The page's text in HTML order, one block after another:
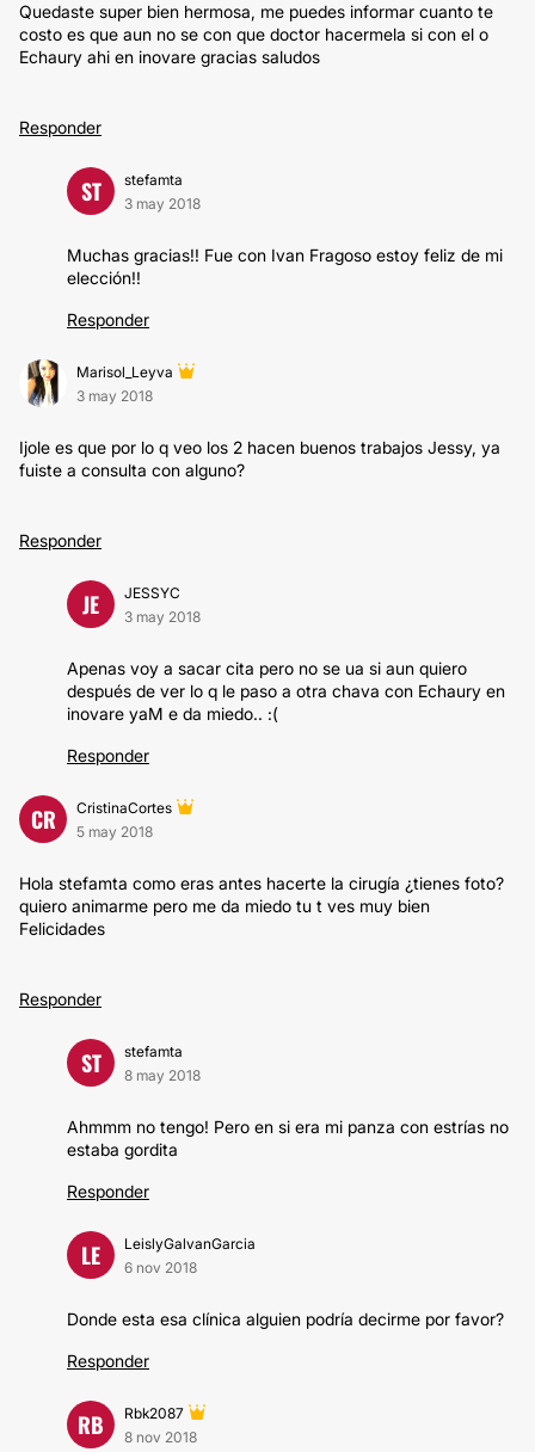
Quedaste super bien hermosa, me puedes informar cuanto te
costo es que aun no se con que doctor hacermela si con el o
Echaury ahi en inovare gracias saludos
Responder
ST
stefamta
3 may 2018
Muchas gracias!! Fue con Ivan Fragoso estoy feliz de mi
elección!!
Responder
Marisol_Leyva
3 may 2018
Ijole es que por lo q veo los 2 hacen buenos trabajos Jessy, ya
fuiste a consulta con alguno?
Responder
JE
JESSYC
3 may 2018
Apenas voy a sacar cita pero no se ua si aun quiero
después de ver lo q le paso a otra chava con Echaury en
inovare yaM e da miedo.. :(
Responder
CR
CristinaCortes
5 may 2018
Hola stefamta como eras antes hacerte la cirugía ¿tienes foto?
quiero animarme pero me da miedo tu t ves muy bien
Felicidades
Responder
ST
stefamta
8 may 2018
Ahmmm no tengo! Pero en si era mi panza con estrías no
estaba gordita
Responder
LE
LeislyGalvanGarcia
6 nov 2018
Donde esta esa clínica alguien podría decirme por favor?
Responder
RB
Rbk2087
8 nov 2018